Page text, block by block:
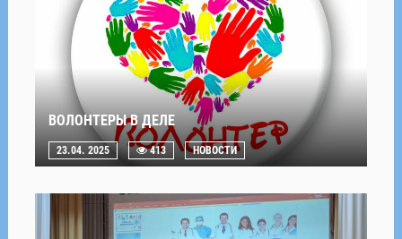
ВОЛОНТЕРЫ В ДЕЛЕ
23.04. 2025 413 НОВОСТИ